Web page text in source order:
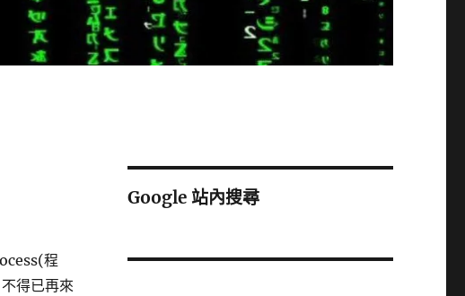
程
得已再來
Google 站內搜尋